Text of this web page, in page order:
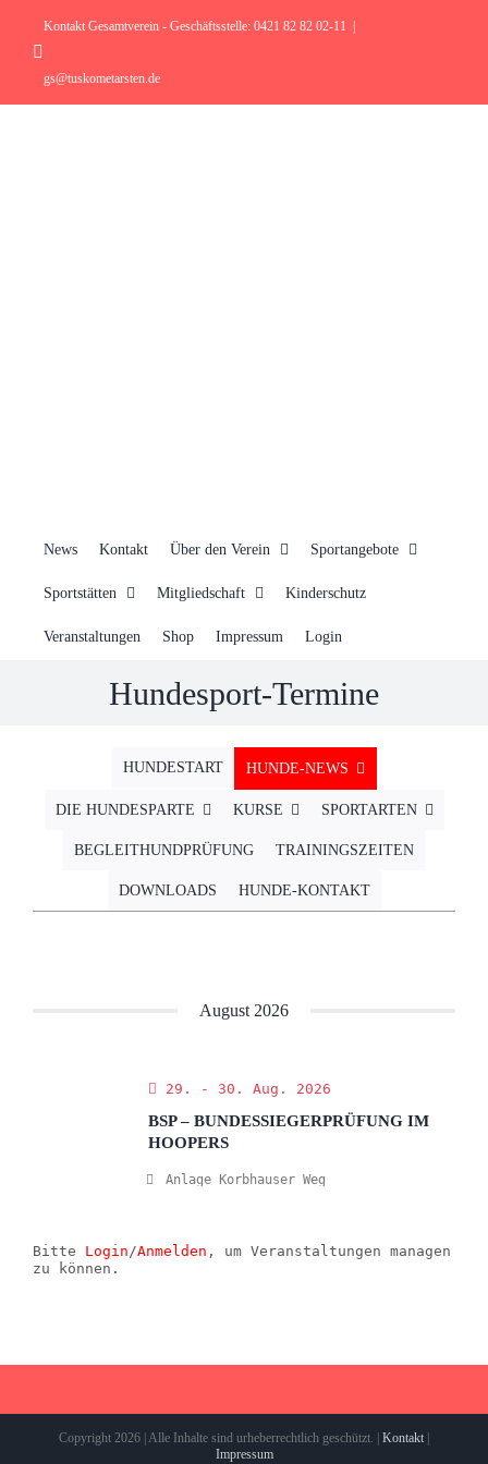
springen
Kontakt Gesamtverein - Geschäftsstelle: 0421 82 82 02-11
gs@tuskometarsten.de
News Kontakt Über den Verein Sportangebote
Sportstätten Mitgliedschaft Kinderschutz
Veranstaltungen Shop Impressum Login
Hundesport-Termine
HUNDESTART HUNDE-NEWS
DIE HUNDESPARTE KURSE SPORTARTEN
BEGLEITHUNDPRÜFUNG TRAININGSZEITEN
DOWNLOADS HUNDE-KONTAKT
August 2026
29. - 30. Aug. 2026
BSP – BUNDESSIEGERPRÜFUNG IM
HOOPERS
Anlage Korbhauser Weg
Bitte Login/Anmelden , um Veranstaltungen managen
zu können.
Copyright 2026 | Alle Inhalte sind urheberrechtlich geschützt. | Kontakt
Impressum